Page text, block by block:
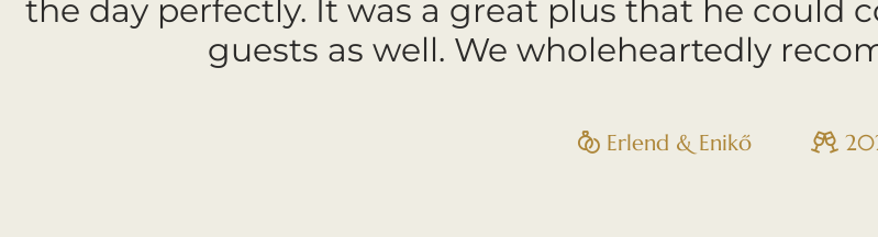
the day perfectly. It was a great plus that he
guests as well. We wholeheartedly
Erlend & Enikő